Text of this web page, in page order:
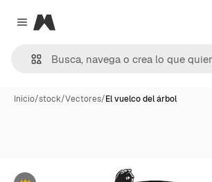
Close menu
Magnific
Inicio/stock/Vectores/El vuelco del árbol